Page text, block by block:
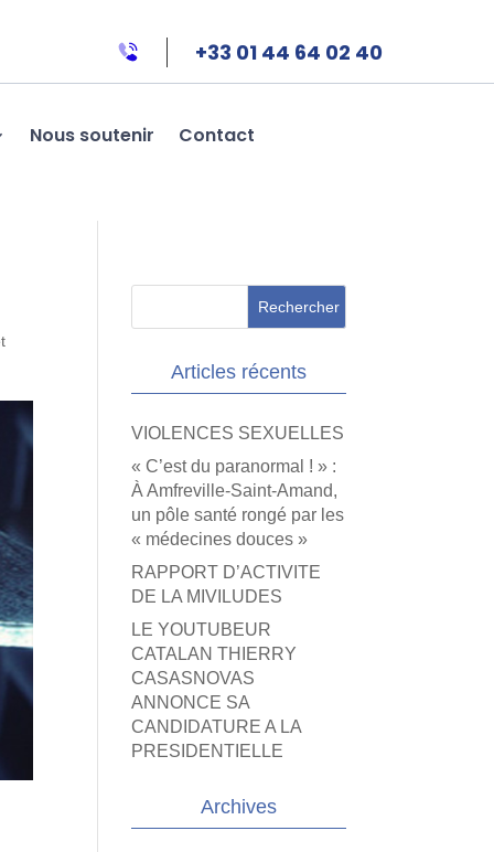
+33 01 44 64 02 40
Nous soutenir Contact
Articles récents
VIOLENCES SEXUELLES
« C’est du paranormal ! » :
À Amfreville-Saint-Amand,
un pôle santé rongé par les
« médecines douces »
RAPPORT D’ACTIVITE
DE LA MIVILUDES
LE YOUTUBEUR
CATALAN THIERRY
CASASNOVAS
ANNONCE SA
CANDIDATURE A LA
PRESIDENTIELLE
Archives